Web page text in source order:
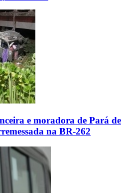
e moradora de Pará de
na BR-262